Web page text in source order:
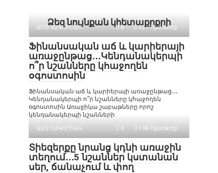
Ձեզ նույնքան կհետաքրքրի
ԱՍՏՂԱԳՈՒՇԱԿ 0 221 Просмотр
Ֆինանսական աճ և կարիերայի
առաջընթաց․․․Կենդանակերպի
ո՞ր նշանները կհաջողեն
օգոստոսին
Ֆինանսական աճ և կարիերայի առաջընթաց․․․
Կենդանակերպի ո՞ր նշանները կհաջողեն
օգոստոսին Առաջիկա շաբաթները որոշ
կենդանակերպի նշանների
ԱՍՏՂԱԳՈՒՇԱԿ
0 198 Просмотр
Տիեզերքը նրանց կդնի առաջին
տեղում․․․5 նշաններ կստանան
սեր, ճանաչում և փող